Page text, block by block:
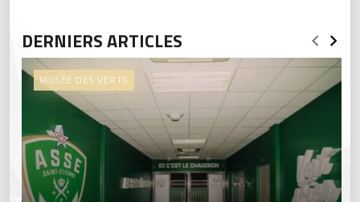
DERNIERS ARTICLES
MUSÉE DES VERTS